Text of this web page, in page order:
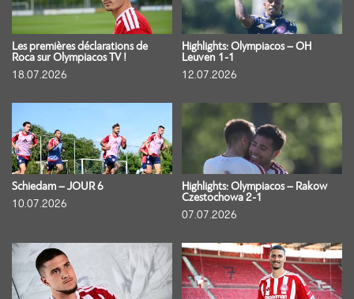
Les premières déclarations de
Roca sur Olympiacos TV !
18.07.2026
Highlights: Olympiacos – OH
Leuven 1-1
12.07.2026
Schiedam – JOUR 6
10.07.2026
Highlights: Olympiacos – Rakow
Czestochowa 2-1
07.07.2026